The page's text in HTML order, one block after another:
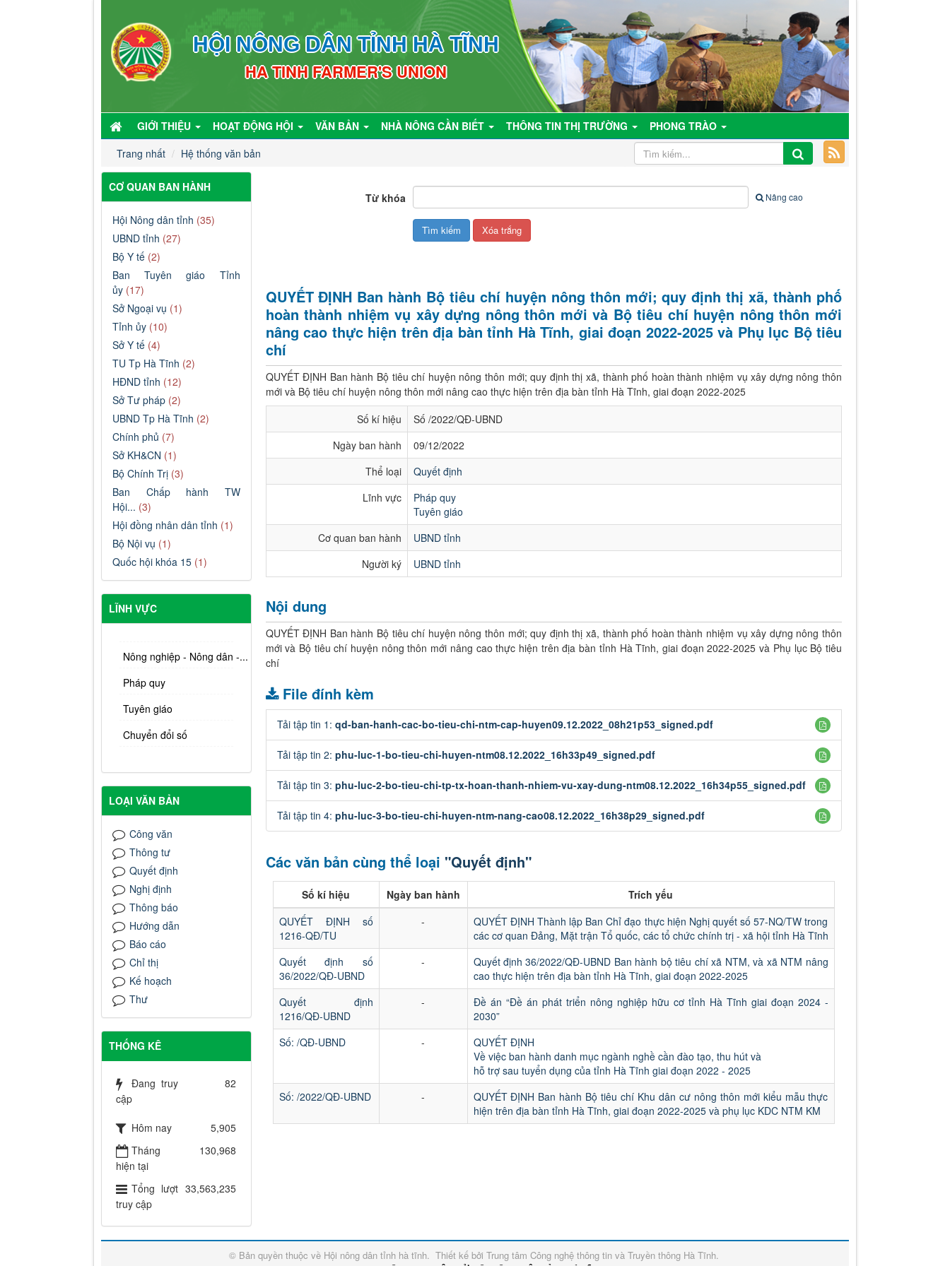
HỘI NÔNG DÂN TỈNH HÀ TĨNH
HA TINH FARMER'S UNION
GIỚI THIỆU HOẠT ĐỘNG HỘI VĂN BẢN NHÀ NÔNG CẦN BIẾT THÔNG TIN THỊ TRƯỜNG
PHONG TRÀO
Trang nhất
Hệ thống văn bản
Từ khóa Nâng cao
QUYẾT ĐỊNH Ban hành Bộ tiêu chí huyện nông thôn mới; quy định thị xã, thành phố
hoàn thành nhiệm vụ xây dựng nông thôn mới và Bộ tiêu chí huyện nông thôn mới
nâng cao thực hiện trên địa bàn tỉnh Hà Tĩnh, giai đoạn 2022-2025 và Phụ lục Bộ tiêu
chí
QUYẾT ĐỊNH Ban hành Bộ tiêu chí huyện nông thôn mới; quy định thị xã, thành phố hoàn thành nhiệm vụ xây dựng nông thôn
mới và Bộ tiêu chí huyện nông thôn mới nâng cao thực hiện trên địa bàn tỉnh Hà Tĩnh, giai đoạn 2022-2025
Số kí hiệu
Số /2022/QĐ-UBND
Ngày ban hành
09/12/2022
Thể loại
Quyết định
Lĩnh vực
Pháp quy
Tuyên giáo
Cơ quan ban hành
UBND tỉnh
Người ký
UBND tỉnh
Nội dung
QUYẾT ĐỊNH Ban hành Bộ tiêu chí huyện nông thôn mới; quy định thị xã, thành phố hoàn thành nhiệm vụ xây dựng nông thôn
mới và Bộ tiêu chí huyện nông thôn mới nâng cao thực hiện trên địa bàn tỉnh Hà Tĩnh, giai đoạn 2022-2025 và Phụ lục Bộ tiêu
chí
File đính kèm
Tải tập tin 1: qd-ban-hanh-cac-bo-tieu-chi-ntm-cap-huyen09.12.2022_08h21p53_signed.pdf
Tải tập tin 2: phu-luc-1-bo-tieu-chi-huyen-ntm08.12.2022_16h33p49_signed.pdf
Tải tập tin 3: phu-luc-2-bo-tieu-chi-tp-tx-hoan-thanh-nhiem-vu-xay-dung-ntm08.12.2022_16h34p55_signed.pdf
Tải tập tin 4: phu-luc-3-bo-tieu-chi-huyen-ntm-nang-cao08.12.2022_16h38p29_signed.pdf
Các văn bản cùng thể loại "Quyết định"
Số kí hiệu Ngày ban hành
Trích yếu
QUYẾT ĐỊNH số
1216-QĐ/TU
-
QUYẾT ĐỊNH Thành lập Ban Chỉ đạo thực hiện Nghị quyết số 57-NQ/TW trong
các cơ quan Đảng, Mặt trận Tổ quốc, các tổ chức chính trị - xã hội tỉnh Hà Tĩnh
Quyết định số
36/2022/QĐ-UBND
-
Quyết định 36/2022/QĐ-UBND Ban hành bộ tiêu chí xã NTM, và xã NTM nâng
cao thực hiện trên địa bàn tỉnh Hà Tĩnh, giai đoạn 2022-2025
Quyết định
1216/QĐ-UBND
-
Đề án “Đề án phát triển nông nghiệp hữu cơ tỉnh Hà Tĩnh giai đoạn 2024 -
2030”
Số: /QĐ-UBND
-
QUYẾT ĐỊNH
Về việc ban hành danh mục ngành nghề cần đào tạo, thu hút và
hỗ trợ sau tuyển dụng của tỉnh Hà Tĩnh giai đoạn 2022 - 2025
Số: /2022/QĐ-UBND
-
QUYẾT ĐỊNH Ban hành Bộ tiêu chí Khu dân cư nông thôn mới kiểu mẫu thực
hiện trên địa bàn tỉnh Hà Tĩnh, giai đoạn 2022-2025 và phụ lục KDC NTM KM
CƠ QUAN BAN HÀNH
Hội Nông dân tỉnh (35)
UBND tỉnh (27)
Bộ Y tế (2)
Ban Tuyên giáo Tỉnh
ủy (17)
Sở Ngoại vụ (1)
Tỉnh ủy (10)
Sở Y tế (4)
TU Tp Hà Tĩnh (2)
HĐND tỉnh (12)
Sở Tư pháp (2)
UBND Tp Hà Tĩnh (2)
Chính phủ (7)
Sở KH&CN (1)
Bộ Chính Trị (3)
Ban Chấp hành TW
Hội... (3)
Hội đồng nhân dân tỉnh (1)
Bộ Nội vụ (1)
Quốc hội khóa 15 (1)
LĨNH VỰC
Nông nghiệp - Nông dân -...
Pháp quy
Tuyên giáo
Chuyển đổi số
LOẠI VĂN BẢN
Công văn
Thông tư
Quyết định
Nghị định
Thông báo
Hướng dẫn
Báo cáo
Chỉ thị
Kế hoạch
Thư
THỐNG KÊ
Đang truy
cập
82
Hôm nay
5,905
Tháng
hiện tại
130,968
Tổng lượt
truy cập
33,563,235
© Bản quyền thuộc về Hội nông dân tỉnh hà tĩnh. Thiết kế bởi Trung tâm Công nghệ thông tin và Truyền thông Hà Tĩnh.